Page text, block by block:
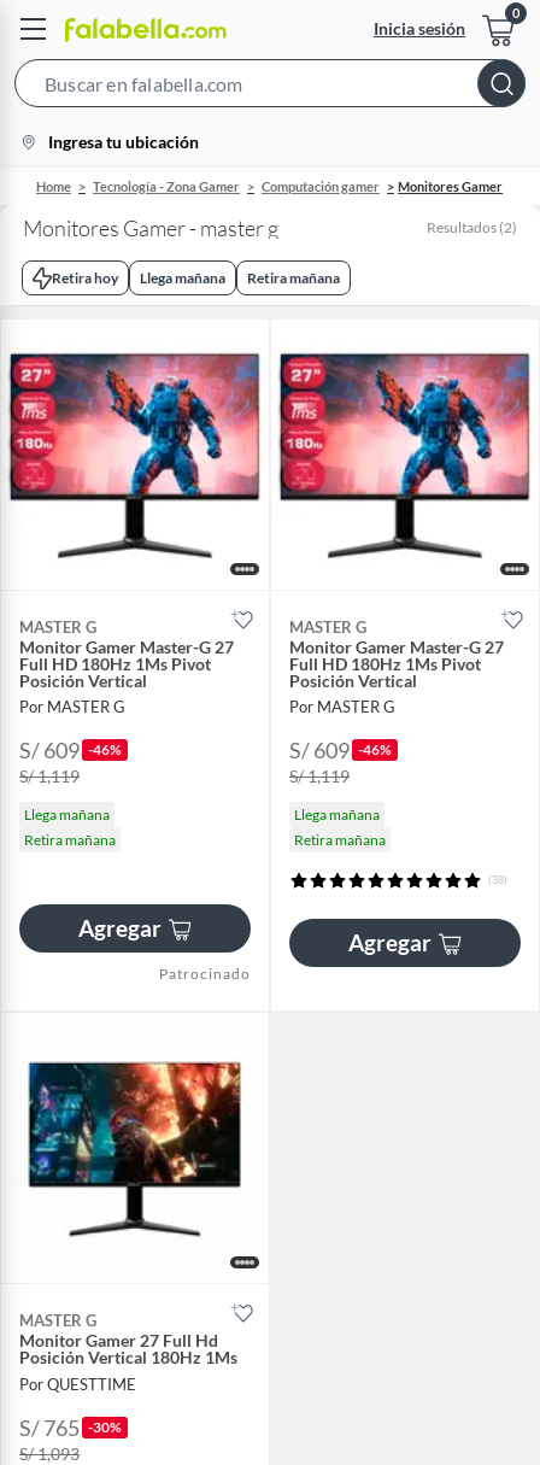
Inicia sesión
Bar
location-
icon
Ingresa tu ubicación
Home Tecnología - Zona Gamer Computación gamer Monitores Gamer
Monitores Gamer - master g Resultados (2)
Retira hoy Llega mañana Retira mañana
MASTER G
Monitor Gamer Master-G 27
Full HD 180Hz 1Ms Pivot
Posición Vertical
Por MASTER G
S/ 609 -46%
S/ 1,119
Llega mañana
Retira mañana
Agregar
Patrocinado
MASTER G
Monitor Gamer Master-G 27
Full HD 180Hz 1Ms Pivot
Posición Vertical
Por MASTER G
S/ 609 -46%
S/ 1,119
Llega mañana
Retira mañana
(38)
Agregar
MASTER G
Monitor Gamer 27 Full Hd
Posición Vertical 180Hz 1Ms
Por QUESTTIME
S/ 765 -30%
S/ 1,093